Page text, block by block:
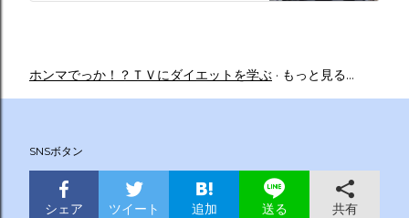
ホンマでっか！？ＴＶにダイエットを学ぶ もっと見る…
SNSボタン
シェア ツイート 追加 送る 共有